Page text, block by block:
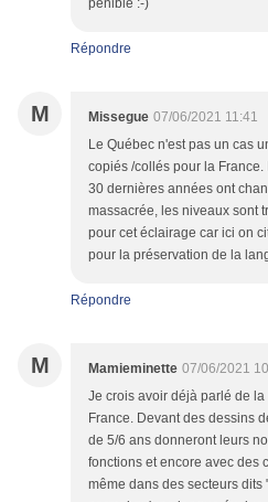
pénible :-)
Répondre
M Missegue 07/06/2021 11:41
Le Québec n'est pas un cas
copiés /collés pour la
30 dernières années ont
massacrée, les niveaux sont
pour cet éclairage car ici on
pour la préservation de la
Répondre
M Mamieminette 07/06/2021
Je crois avoir déjà parlé de
France. Devant des dessins
de 5/6 ans donneront leurs
fonctions et encore avec des
même dans des secteurs dits